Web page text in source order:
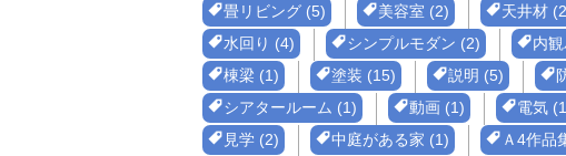
畳リビング (5)
美容室 (2) 天井材
水回り (4)
シンプルモダン (2) 内
棟梁 (1)
塗装 (15) 説明 (5)
シアタールーム (1)
動画 (1) 電気
見学 (2)
中庭がある家 (1) Ａ4作品